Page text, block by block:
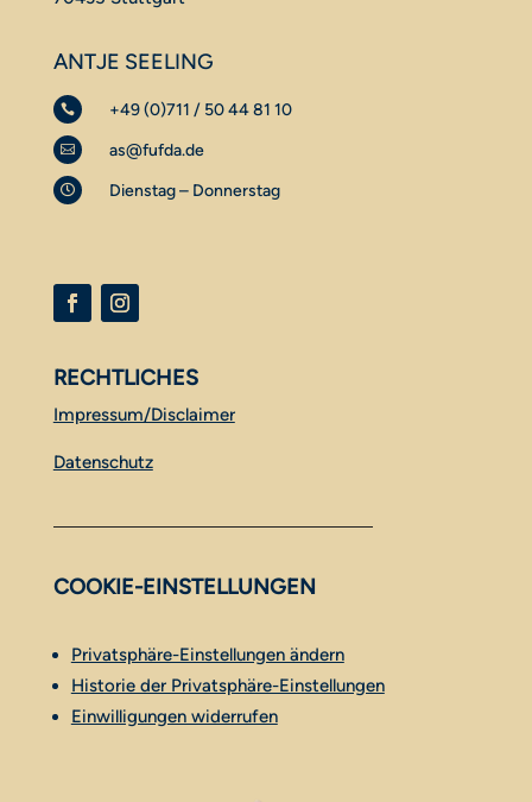
ANTJE SEELING
 +49 (0)711 / 50 44 81 10
 as@fufda.de
 Dienstag – Donnerstag
RECHTLICHES
Impressum/Disclaimer
Datenschutz
COOKIE-EINSTELLUNGEN
Privatsphäre-Einstellungen ändern
Historie der Privatsphäre-Einstellungen
Einwilligungen widerrufen